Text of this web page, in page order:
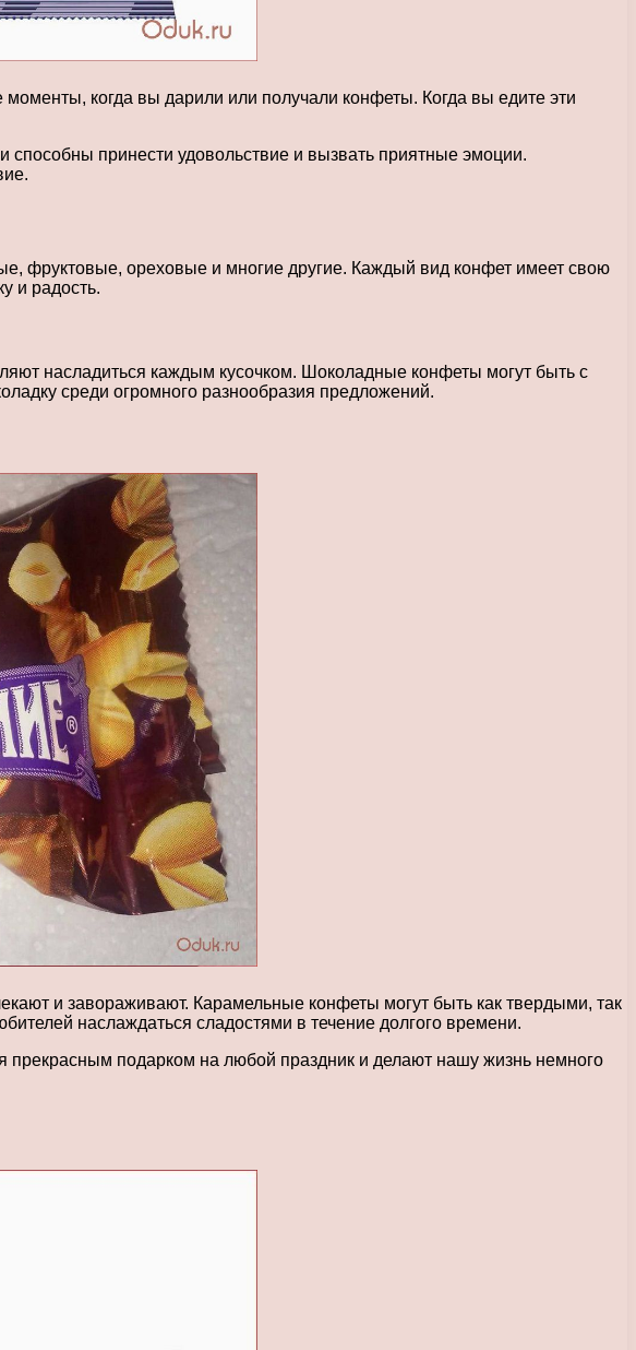
когда вы дарили или получали конфеты. Когда вы едите эти
способны принести удовольствие и вызвать приятные эмоции.
фруктовые, ореховые и многие другие. Каждый вид конфет имеет свою
и радость.
насладиться каждым кусочком. Шоколадные конфеты могут быть с
среди огромного разнообразия предложений.
и завораживают. Карамельные конфеты могут быть как твердыми, так
наслаждаться сладостями в течение долгого времени.
прекрасным подарком на любой праздник и делают нашу жизнь немного